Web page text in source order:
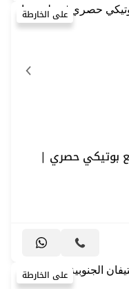
على الخارطة
| مجمع بوتيكي حصري |
على الخارطة